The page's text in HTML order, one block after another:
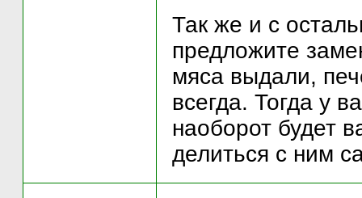
Так же и с
предложите
мяса выдали,
всегда. Тогда у
наоборот будет
делиться с ним